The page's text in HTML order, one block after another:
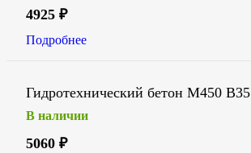
4925 ₽
Подробнее
Гидротехнический бетон М450 В35
В наличии
5060 ₽